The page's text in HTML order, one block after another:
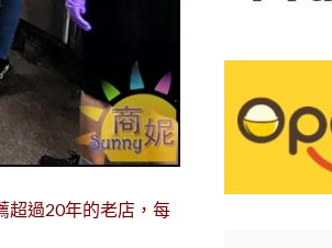
超過20年的老店，每